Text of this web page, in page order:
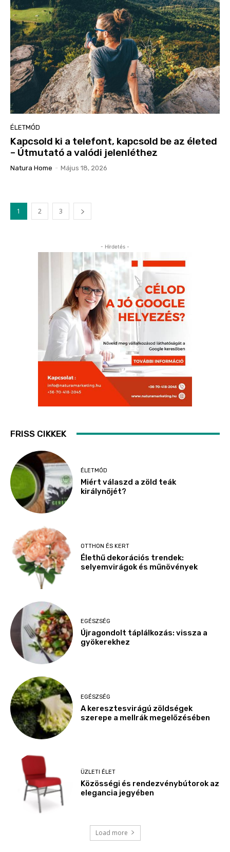
ÉLETMÓD
Kapcsold ki a telefont, kapcsold be az életed
– Útmutató a valódi jelenléthez
Natura Home - Május 18, 2026
1 2 3
- Hirdetés -
FRISS CIKKEK
ÉLETMÓD
Miért válaszd a zöld teák
királynőjét?
OTTHON ÉS KERT
Élethű dekorációs trendek:
selyemvirágok és műnövények
EGÉSZSÉG
Újragondolt táplálkozás: vissza a
gyökerekhez
EGÉSZSÉG
A keresztesvirágú zöldségek
szerepe a mellrák megelőzésében
ÜZLETI ÉLET
Közösségi és rendezvénybútorok az
elegancia jegyében
Load more